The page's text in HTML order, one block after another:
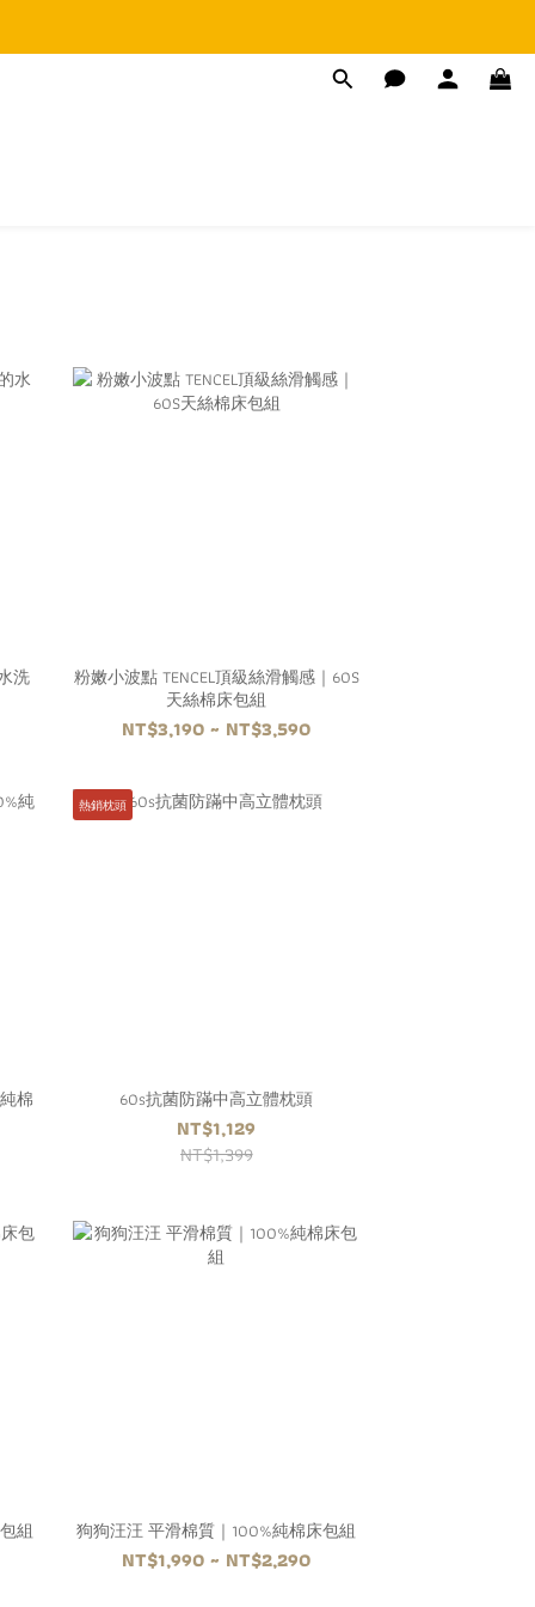
洗
粉嫩小波點 TENCEL頂級絲滑觸感｜60S
天絲棉床包組
NT$3,190 ~ NT$3,590
棉
熱銷枕頭
60s抗菌防蹣中高立體枕頭
NT$1,129
NT$1,399
組 狗狗汪汪 平滑棉質｜100%純棉床包組
NT$1,990 ~ NT$2,290